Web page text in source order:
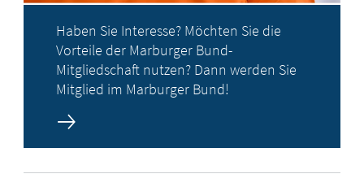
Haben Sie Interesse? Möchten Sie die
Vorteile der Marburger Bund-
Mitgliedschaft nutzen? Dann werden Sie
Mitglied im Marburger Bund!